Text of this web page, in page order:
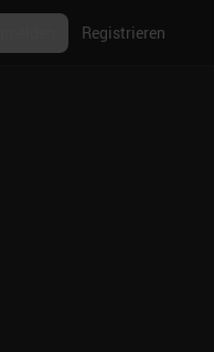
Registrieren